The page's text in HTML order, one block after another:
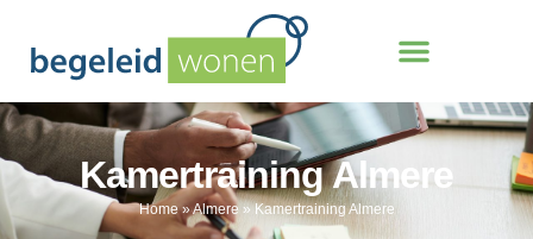
Kamertraining Almere
Home»Almere »Kamertraining Almere